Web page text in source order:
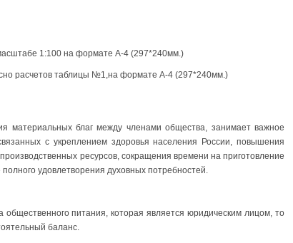
1:100 на формате А-4 (297*240мм.)
расчетов таблицы №1,на формате А-4 (297*240мм.)
материальных благ между членами общества, занимает важное
с укреплением здоровья населения России, повышения
ресурсов, сокращения времени на приготовление
удовлетворения духовных потребностей.
общественного питания, которая является юридическим лицом, то
баланс.